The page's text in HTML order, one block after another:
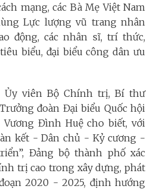
mạng, các Bà Mẹ Việt Nam
Lực lượng vũ trang nhân
động, các nhân sĩ, trí thức,
biểu, đại biểu công dân ưu
Ủy viên Bộ Chính trị, Bí thư
đoàn Đại biểu Quốc hội
Đình Huệ cho biết, với
kết - Dân chủ - Kỷ cương -
Đảng bộ thành phố xác
trị cao trong xây dựng, phát
2020 - 2025, định hướng